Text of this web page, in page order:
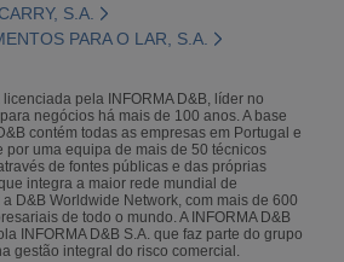
S.A.
PARA O LAR, S.A.
pela INFORMA D&B, líder no
negócios há mais de 100 anos. A base
contém todas as empresas em Portugal e
por uma equipa de mais de 50 técnicos
de fontes públicas e das próprias
integra a maior rede mundial de
D&B Worldwide Network, com mais de 600
de todo o mundo. A INFORMA D&B
INFORMA D&B S.A. que faz parte do grupo
gestão integral do risco comercial.